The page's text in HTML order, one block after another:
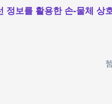
정보를 활용한 손-물체 상